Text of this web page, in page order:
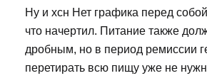
Ну и хсн Нет графика перед
что начертил. Питание также
дробным, но в период ремиссии
перетирать всю пищу уже не